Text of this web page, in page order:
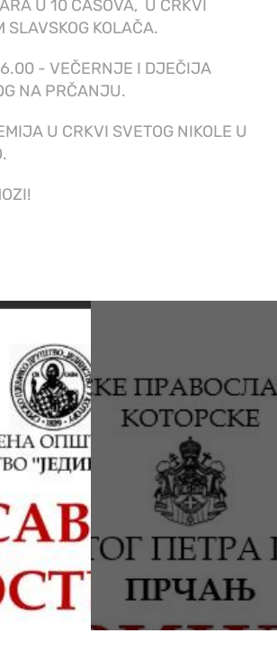
U 10 ČASOVA, U CRKVI
SLAVSKOG KOLAČA.
- VEČERNJE I DJEČIJA
NA PRČANJU.
U CRKVI SVETOG NIKOLE U